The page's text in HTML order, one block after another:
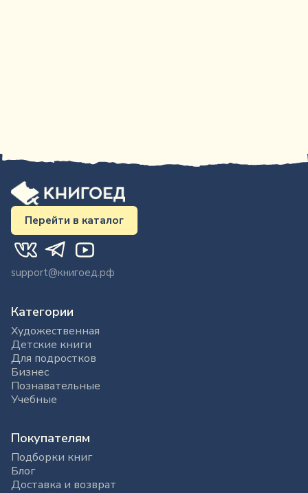
Перейти в каталог
support@книгоед.рф
Категории
Художественная
Детские книги
Для подростков
Бизнес
Познавательные
Учебные
Покупателям
Подборки книг
Блог
Доставка и возврат